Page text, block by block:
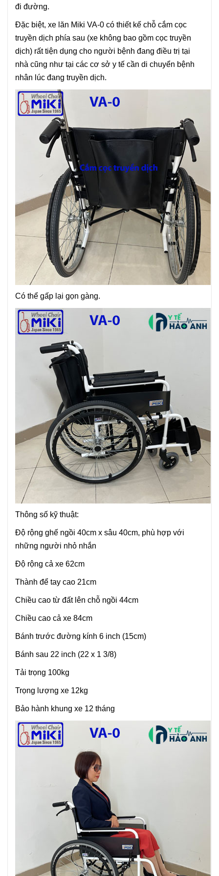
đi đường.
Đặc biệt, xe lăn Miki VA-0 có thiết kế chỗ cắm cọc
truyền dịch phía sau (xe không bao gồm cọc truyền
dịch) rất tiện dụng cho người bệnh đang điều trị tại
nhà cũng như tại các cơ sở y tế cần di chuyển bệnh
nhân lúc đang truyền dịch.
Có thể gấp lại gọn gàng.
Thông số kỹ thuật:
Độ rộng ghế ngồi 40cm x sâu 40cm, phù hợp với
những người nhỏ nhắn
Độ rộng cả xe 62cm
Thành để tay cao 21cm
Chiều cao từ đất lên chỗ ngồi 44cm
Chiều cao cả xe 84cm
Bánh trước đường kính 6 inch (15cm)
Bánh sau 22 inch (22 x 1 3/8)
Tải trọng 100kg
Trọng lượng xe 12kg
Bảo hành khung xe 12 tháng